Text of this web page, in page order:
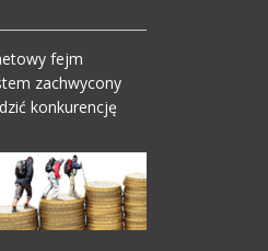
fejm
zachwycony
konkurencję